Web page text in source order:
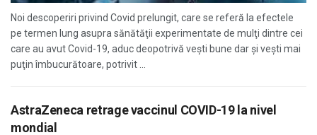
Noi descoperiri privind Covid prelungit, care se referă la efectele
pe termen lung asupra sănătăţii experimentate de mulţi dintre cei
care au avut Covid-19, aduc deopotrivă veşti bune dar şi veşti mai
puţin îmbucurătoare, potrivit ...
AstraZeneca retrage vaccinul COVID-19 la nivel
mondial